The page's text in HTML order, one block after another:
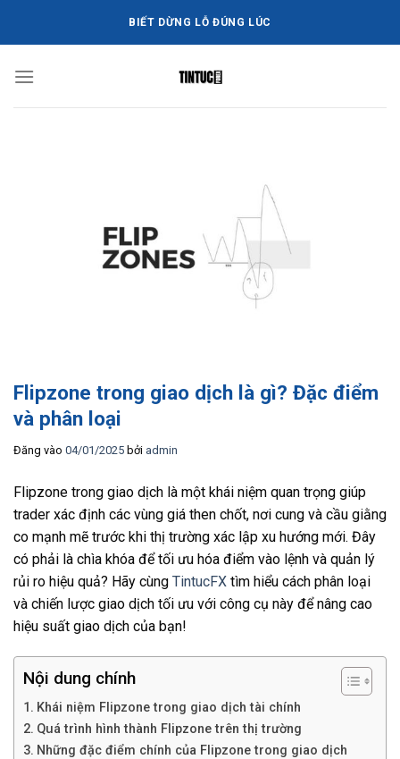
dung
BIẾT DỪNG LỖ ĐÚNG LÚC
Flipzone trong giao dịch là gì? Đặc điểm
và phân loại
Đăng vào 04/01/2025 bởi admin
Flipzone trong giao dịch là một khái niệm quan trọng giúp
trader xác định các vùng giá then chốt, nơi cung và cầu giằng
co mạnh mẽ trước khi thị trường xác lập xu hướng mới. Đây
có phải là chìa khóa để tối ưu hóa điểm vào lệnh và quản lý
rủi ro hiệu quả? Hãy cùng TintucFX tìm hiểu cách phân loại
và chiến lược giao dịch tối ưu với công cụ này để nâng cao
hiệu suất giao dịch của bạn!
Nội dung chính
Khái niệm Flipzone trong giao dịch tài chính
Quá trình hình thành Flipzone trên thị trường
Những đặc điểm chính của Flipzone trong giao dịch